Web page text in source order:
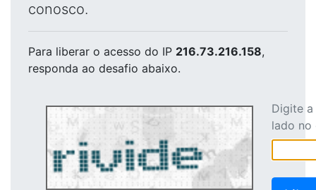
conosco.
Para liberar o acesso do IP 216.73.216.158,
responda ao desafio abaixo.
Digite
lado no